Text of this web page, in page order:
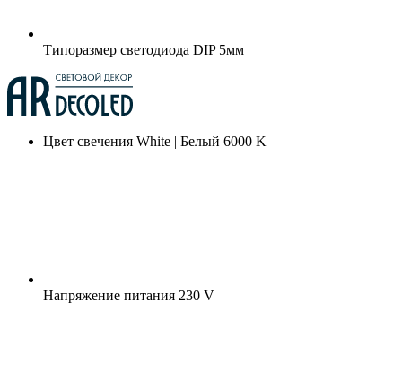
Типоразмер светодиода DIP 5мм
Цвет свечения White | Белый 6000 K
Напряжение питания 230 V